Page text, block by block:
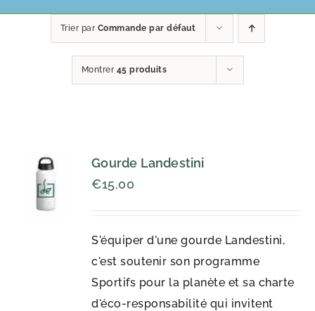
Trier par Commande par défaut
Montrer 45 produits
Gourde Landestini
€15,00
S'équiper d'une gourde Landestini,
c'est soutenir son programme
Sportifs pour la planète et sa charte
d'éco-responsabilité qui invitent